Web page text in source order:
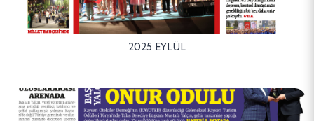
2025 EYLÜL